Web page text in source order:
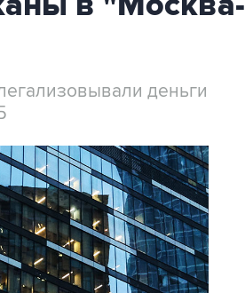
деньги